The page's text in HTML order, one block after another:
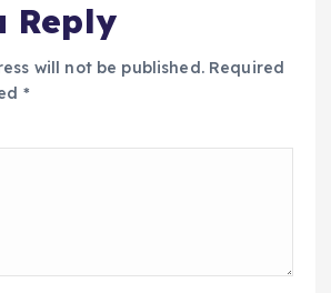
Reply
will not be published. Required
*